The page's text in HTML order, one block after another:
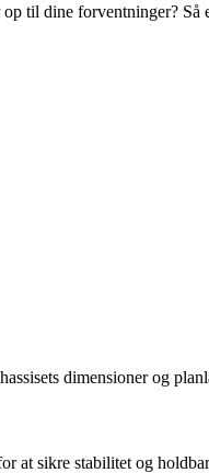
til dine forventninger?
dimensioner og
at sikre stabilitet og